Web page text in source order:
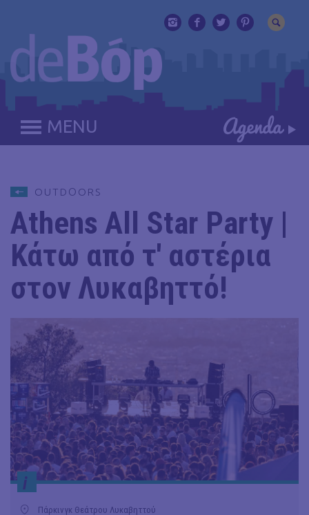
MENU
OUTDΟORS
Athens All Star Party |
Κάτω από τ' αστέρια
στον Λυκαβηττό!
i
Πάρκινγκ Θεάτρου Λυκαβηττού